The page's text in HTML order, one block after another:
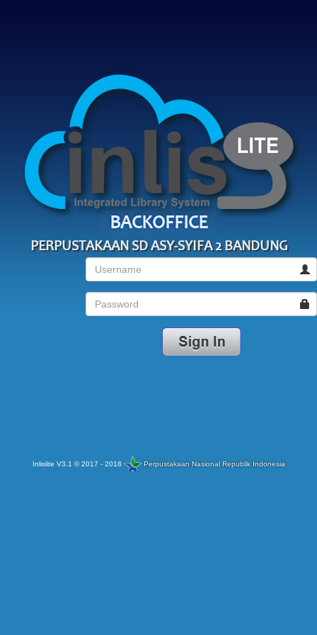
BACKOFFICE
PERPUSTAKAAN SD ASY-SYIFA 2 BANDUNG
Inlislite V3.1 © 2017 - 2018 Perpustakaan Nasional Republik Indonesia